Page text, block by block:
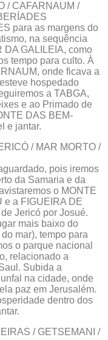
/ CAFARNAUM /
para as margens do
na sequência
DA GALILEIA, como
tempo para culto. À
onde ficava a
hospedado
a TABGA,
e ao Primado de
DAS BEM-
e jantar.
/ MAR MORTO /
pois iremos
da Samaria e da
o MONTE
e a FIGUEIRA DE
Jericó por Josué.
mais baixo do
mar), tempo para
o parque nacional
relacionado a
Subida a
na cidade, onde
paz em Jerusalém.
dentro dos
/ GETSEMANI /